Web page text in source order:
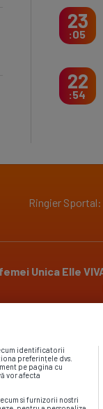
23
05
22
54
Ringier Sportal:
Unica Elle
identificatorii
preferințele dvs.
pe pagina cu
vor afecta
si furnizorii nostri